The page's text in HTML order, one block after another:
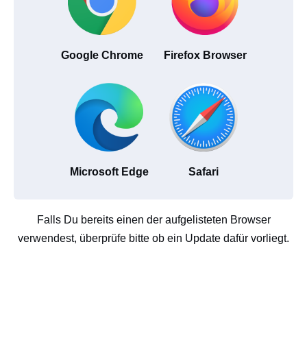
Google Chrome Firefox Browser
Microsoft Edge Safari
Falls Du bereits einen der aufgelisteten Browser
verwendest, überprüfe bitte ob ein Update dafür vorliegt.